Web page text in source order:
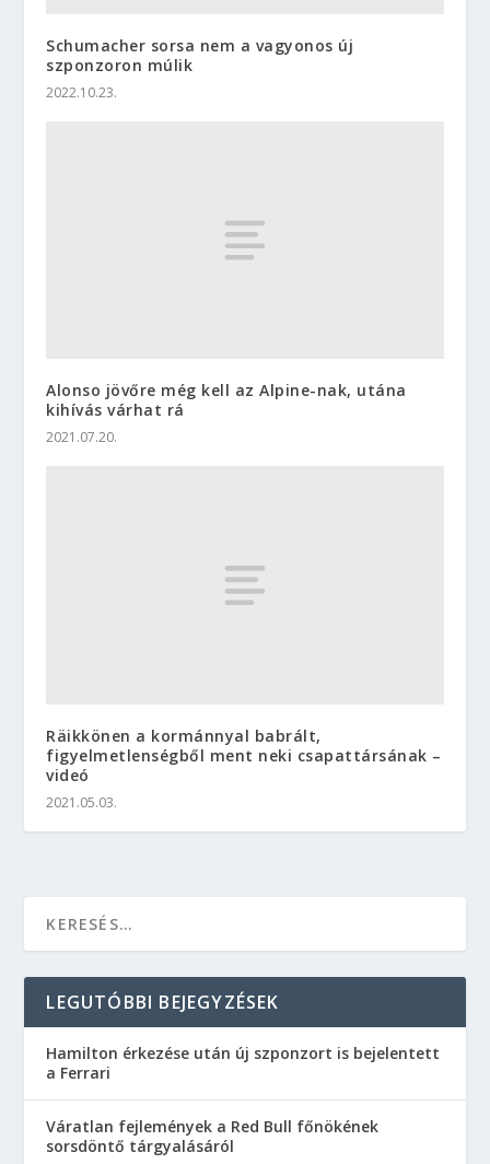
Schumacher sorsa nem a vagyonos új
szponzoron múlik
2022.10.23.
Alonso jövőre még kell az Alpine-nak, utána
kihívás várhat rá
2021.07.20.
Räikkönen a kormánnyal babrált,
figyelmetlenségből ment neki csapattársának –
videó
2021.05.03.
LEGUTÓBBI BEJEGYZÉSEK
Hamilton érkezése után új szponzort is bejelentett
a Ferrari
Váratlan fejlemények a Red Bull főnökének
sorsdöntő tárgyalásáról